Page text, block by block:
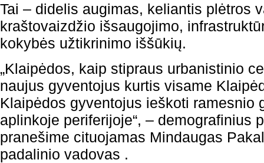
Tai – didelis augimas, keliantis plėtros
kraštovaizdžio išsaugojimo,
kokybės užtikrinimo iššūkių.
„Klaipėdos, kaip stipraus urbanistinio
naujus gyventojus kurtis visame
Klaipėdos gyventojus ieškoti ramesnio
aplinkoje periferijoje“, – demografinius
pranešime cituojamas Mindaugas
padalinio vadovas .